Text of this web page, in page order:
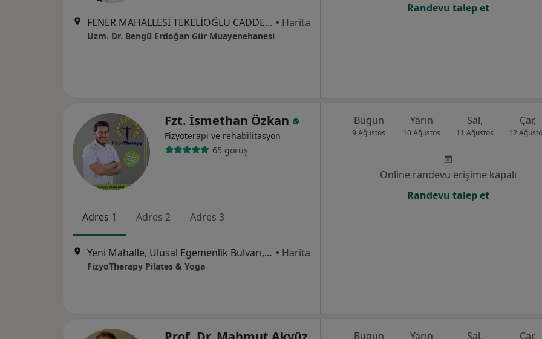
FENER MAHALLESİ TEKELİOĞLU CADDESİ KEDİKLİ SİTESİ A BLOK KAT:4 DAİRE:10 MURATPAŞA /ANTALYA, Antalya • Harita
Uzm. Dr. Bengü Erdoğan Gür Muayenehanesi
Randevu talep et
Fzt. İsmethan Özkan
Fizyoterapi ve rehabilitasyon
65 görüş
Adres 1 Adres 2 Adres 3
Yeni Mahalle, Ulusal Egemenlik Bulvarı, İlçe Nüfus Müdürlüğü yanı, 62/3, Antalya • Harita
FizyoTherapy Pilates & Yoga
Bugün
9 Ağustos
Yarın
10 Ağustos
Sal,
11 Ağustos
Çar,
12
Online randevu erişime kapalı
Randevu talep et
Bugün Yarın Sal, Çar,